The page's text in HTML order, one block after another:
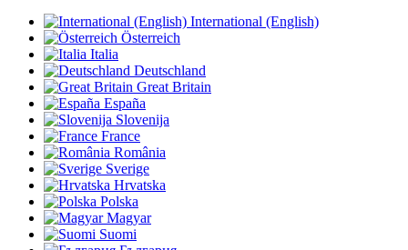
International (English)
Österreich
Italia
Deutschland
Great Britain
España
Slovenija
France
România
Sverige
Hrvatska
Polska
Magyar
Suomi